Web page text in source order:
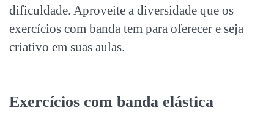
dificuldade. Aproveite a diversidade que os
exercícios com banda tem para oferecer e seja
criativo em suas aulas.
Exercícios com banda elástica